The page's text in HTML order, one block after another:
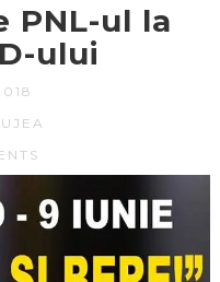
PNL-ul la
ului